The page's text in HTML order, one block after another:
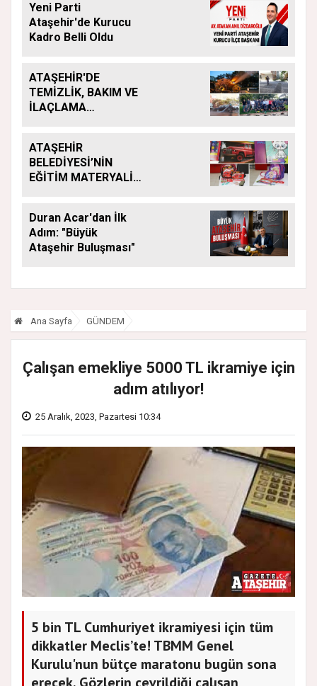
Yeni Parti
Ataşehir'de Kurucu
Kadro Belli Oldu
ATAŞEHİR'DE
TEMİZLİK, BAKIM VE
İLAÇLAMA
ATAŞEHİR
BELEDİYESİ’NİN
EĞİTİM MATERYALİ
SÜRÜYOR
Duran Acar'dan İlk
Adım: "Büyük
Ataşehir Buluşması"
Ana Sayfa GÜNDEM
Çalışan emekliye 5000 TL ikramiye için
adım atılıyor!
25 Aralık, 2023, Pazartesi 10:34
5 bin TL Cumhuriyet ikramiyesi için tüm
dikkatler Meclis’te! TBMM Genel
Kurulu'nun bütçe maratonu bugün sona
erecek. Gözlerin çevrildiği çalışan